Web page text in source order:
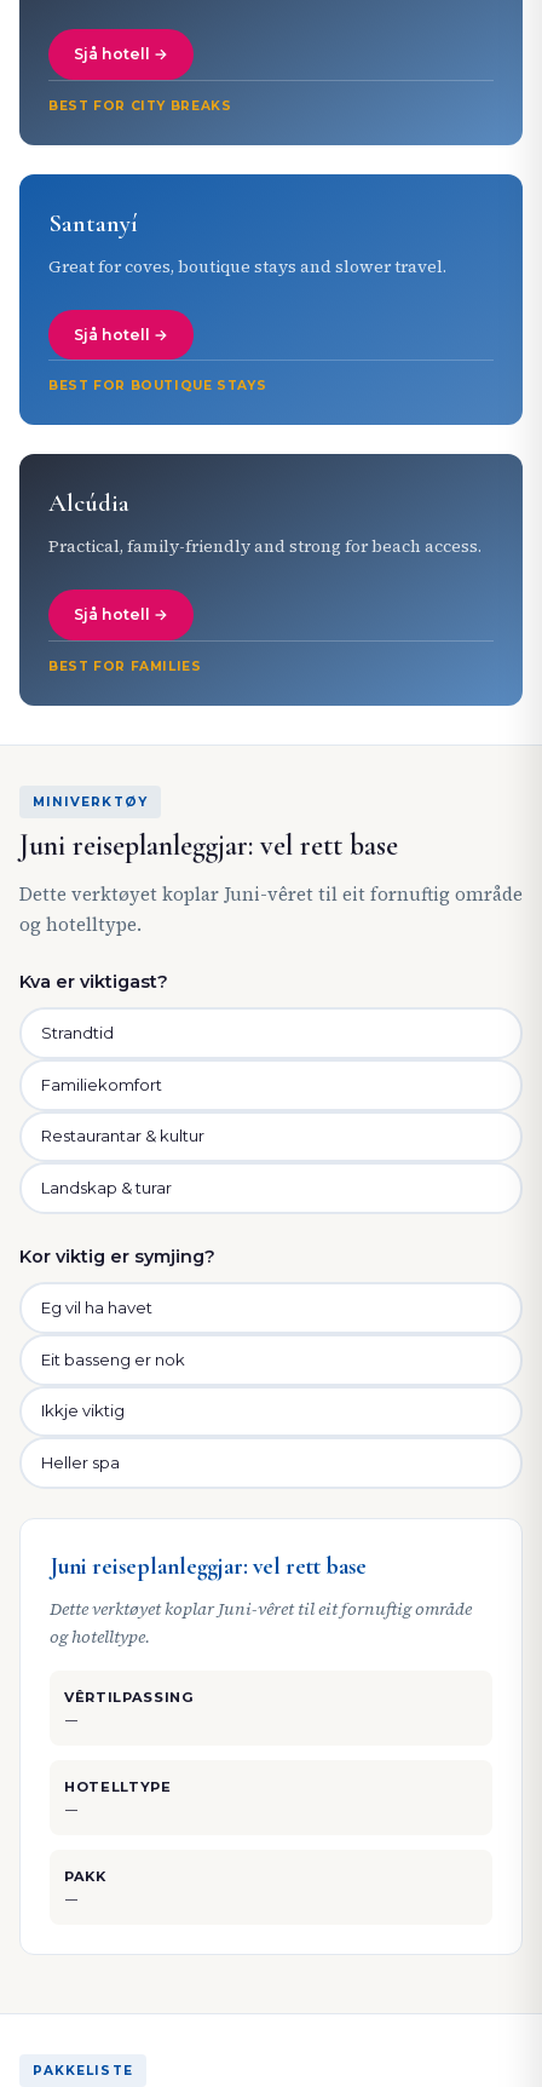
Sjå hotell →
BEST FOR CITY BREAKS
Santanyí
Great for coves, boutique stays and slower travel.
Sjå hotell →
BEST FOR BOUTIQUE STAYS
Alcúdia
Practical, family-friendly and strong for beach access.
Sjå hotell →
BEST FOR FAMILIES
MINIVERKTØY
Juni reiseplanleggjar: vel rett base
Dette verktøyet koplar Juni-vêret til eit fornuftig område
og hotelltype.
Kva er viktigast?
Strandtid
Familiekomfort
Restaurantar & kultur
Landskap & turar
Kor viktig er symjing?
Eg vil ha havet
Eit basseng er nok
Ikkje viktig
Heller spa
Juni reiseplanleggjar: vel rett base
Dette verktøyet koplar Juni-vêret til eit fornuftig område
og hotelltype.
VÊRTILPASSING
—
HOTELLTYPE
—
PAKK
—
PAKKELISTE